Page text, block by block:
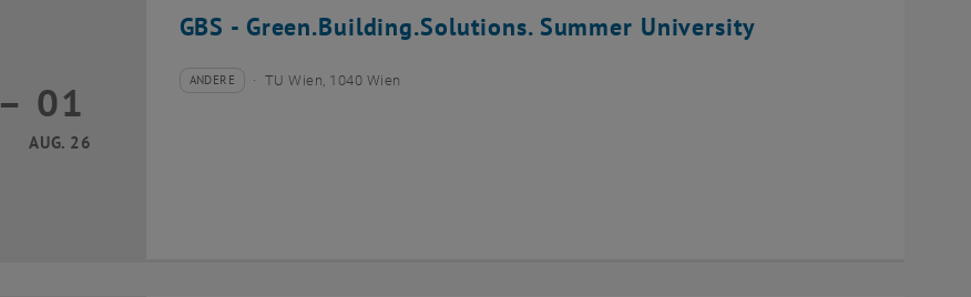
GBS - Green.Building.Solutions. Summer University
13 Juli 2026 bis 01 August 2026
– 01
AUG. 26
Veranstaltungstyp:
ANDERE
Veranstaltungsort:TU Wien, 1040 Wien